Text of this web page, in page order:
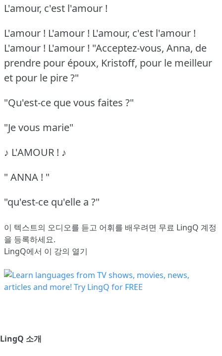
L'amour, c'est l'amour !
L'amour ! L'amour ! L'amour, c'est l'amour !
L'amour ! L'amour ! "Acceptez-vous, Anna, de
prendre pour époux, Kristoff, pour le meilleur
et pour le pire ?"
"Qu'est-ce que vous faites ?"
"Je vous marie"
♪ L'AMOUR ! ♪
" ANNA ! "
"qu'est-ce qu'elle a ?"
이 텍스트의 오디오를 듣고 어휘를 배우려면 무료 LingQ 계정
을 등록하세요.
LingQ에서 이 강의 열기
LingQ 소개